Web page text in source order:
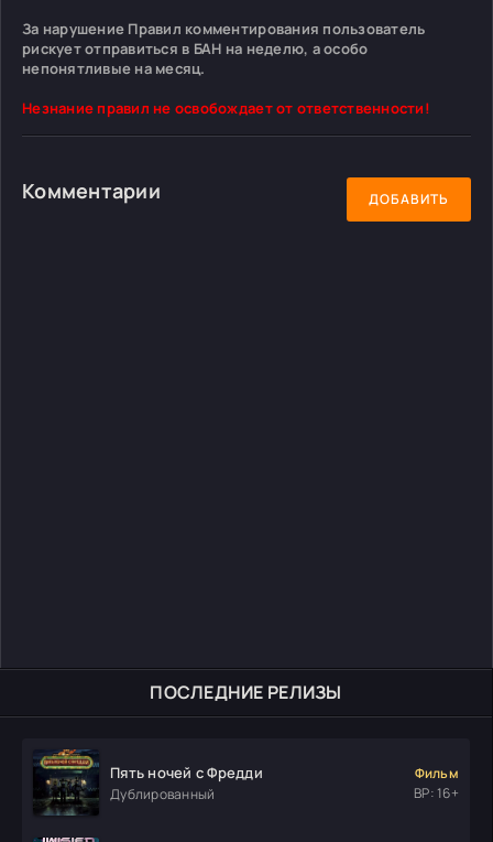
ПОСЛЕДНИЕ РЕЛИЗЫ
Пять ночей с Фредди
Дублированный
Фильм
ВР: 16+
За нарушение Правил комментирования пользователь
рискует отправиться в БАН на неделю, а особо
непонятливые на месяц.
Незнание правил не освобождает от ответственности!
Комментарии ДОБАВИТЬ